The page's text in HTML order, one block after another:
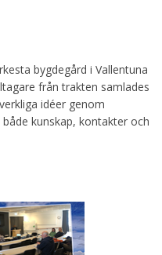
bygdegård i Vallentuna
från trakten samlades
idéer genom
kunskap, kontakter och